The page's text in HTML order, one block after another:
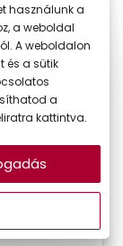
használunk a
a weboldal
A weboldalon
és a sütik
a
kattintva.